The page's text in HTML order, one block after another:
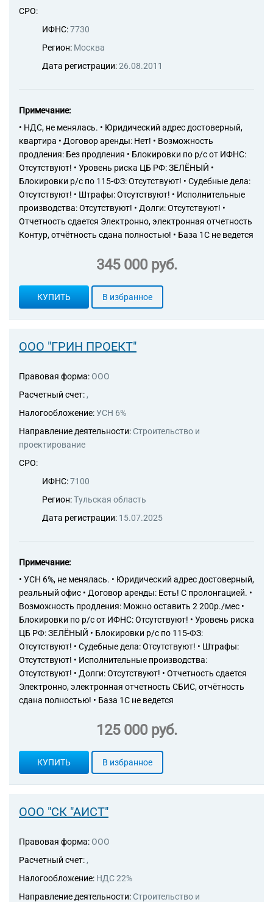
созданию и использованию
71.11 Деятельность в области
архитектуры
инженерных изысканий,
инженерно-технического
проектирования, управления
проектами строительства,
выполнения строительного
контроля и авторского
надзора, предоставление
этих областях
81.21 Деятельность по общей
СРО:
ИФНС:7730
Регион: Москва
Дата регистрации:26.08.2011
Примечание:
• НДС, не менялась. • Юридический адрес достоверный,
квартира • Договор аренды: Нет! • Возможность
продления: Без продления • Блокировки по р/с от ИФНС:
Отсутствуют! • Уровень риска ЦБ РФ: ЗЕЛЁНЫЙ •
Блокировки р/с по 115-ФЗ: Отсутствуют! • Судебные дела:
Отсутствуют! • Штрафы: Отсутствуют! • Исполнительные
производства: Отсутствуют! • Долги: Отсутствуют! •
Отчетность сдается Электронно, электронная отчетность
Контур, отчётность сдана полностью! • База 1С не ведется
345 000 руб.
КУПИТЬ В избранное
ООО "ГРИН ПРОЕКТ"
Правовая форма: ООО
Расчетный счет: ,
Налогообложение:УСН 6%
Направление деятельности: Строительство и
проектирование
СРО:
ИФНС:7100
Регион:Тульская область
Дата регистрации: 15.07.2025
Примечание:
• УСН 6%, не менялась. • Юридический адрес достоверный,
реальный офис • Договор аренды: Есть! С пролонгацией. •
Возможность продления: Можно оставить 2 200р./мес •
Блокировки по р/с от ИФНС: Отсутствуют! • Уровень риска
ЦБ РФ: ЗЕЛЁНЫЙ • Блокировки р/с по 115-ФЗ:
Отсутствуют! • Судебные дела: Отсутствуют! • Штрафы:
Отсутствуют! • Исполнительные производства:
Отсутствуют! • Долги: Отсутствуют! • Отчетность сдается
Электронно, электронная отчетность СБИС, отчётность
сдана полностью! • База 1С не ведется
125 000 руб.
КУПИТЬ В избранное
ООО "СК "АИСТ"
Правовая форма: ООО
Расчетный счет: ,
Налогообложение: НДС 22%
Направление деятельности: Строительство и